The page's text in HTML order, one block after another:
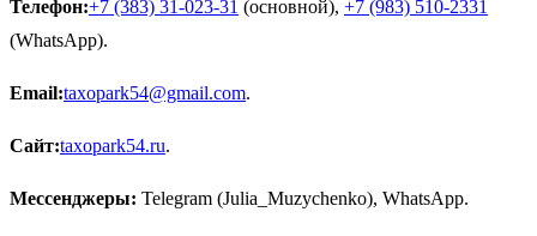
Телефон:+7 (383) 31-023-31 (основной), +7 (983) 510-2331
(WhatsApp).
Email:taxopark54@gmail.com.
Сайт:taxopark54.ru.
Мессенджеры: Telegram (Julia_Muzychenko), WhatsApp.